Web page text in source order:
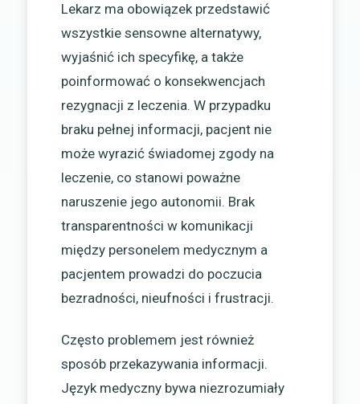
Lekarz ma obowiązek przedstawić
wszystkie sensowne alternatywy,
wyjaśnić ich specyfikę, a także
poinformować o konsekwencjach
rezygnacji z leczenia. W przypadku
braku pełnej informacji, pacjent nie
może wyrazić świadomej zgody na
leczenie, co stanowi poważne
naruszenie jego autonomii. Brak
transparentności w komunikacji
między personelem medycznym a
pacjentem prowadzi do poczucia
bezradności, nieufności i frustracji.
Często problemem jest również
sposób przekazywania informacji.
Język medyczny bywa niezrozumiały